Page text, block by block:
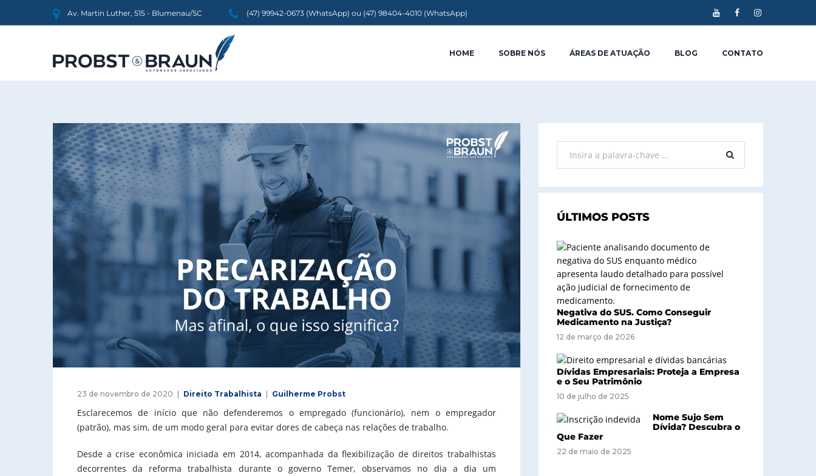
Av. Martin Luther, 515 - Blumenau/SC (47) 99942-0673 (WhatsApp) ou (47) 98404-4010 (WhatsApp)
HOME SOBRE NÓS ÁREAS DE ATUAÇÃO BLOG CONTATO
23 de novembro de 2020 Direito Trabalhista Guilherme Probst
Esclarecemos de início que não defenderemos o empregado (funcionário), nem o empregador
(patrão), mas sim, de um modo geral para evitar dores de cabeça nas relações de trabalho.
Desde a crise econômica iniciada em 2014, acompanhada da flexibilização de direitos trabalhistas
decorrentes da reforma trabalhista durante o governo Temer, observamos no dia a dia um
ÚLTIMOS POSTS
Negativa do SUS. Como Conseguir
Medicamento na Justiça?
12 de março de 2026
Dívidas Empresariais: Proteja a Empresa
e o Seu Patrimônio
10 de julho de 2025
Nome Sujo Sem
Dívida? Descubra o
Que Fazer
22 de maio de 2025